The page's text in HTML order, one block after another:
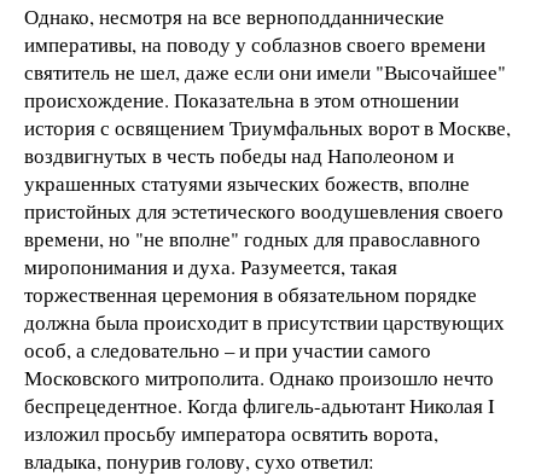
Однако, несмотря на все верноподданнические
императивы, на поводу у соблазнов своего времени
святитель не шел, даже если они имели "Высочайшее"
происхождение. Показательна в этом отношении
история с освящением Триумфальных ворот в Москве,
воздвигнутых в честь победы над Наполеоном и
украшенных статуями языческих божеств, вполне
пристойных для эстетического воодушевления своего
времени, но "не вполне" годных для православного
миропонимания и духа. Разумеется, такая
торжественная церемония в обязательном порядке
должна была происходит в присутствии царствующих
особ, а следовательно – и при участии самого
Московского митрополита. Однако произошло нечто
беспрецедентное. Когда флигель-адьютант Николая I
изложил просьбу императора освятить ворота,
владыка, понурив голову, сухо ответил: